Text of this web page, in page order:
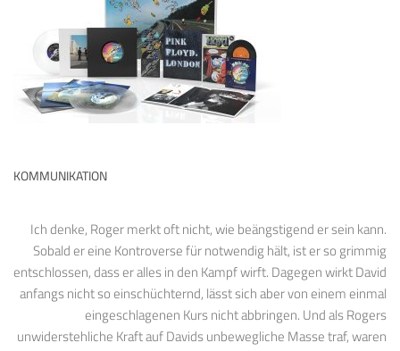
KOMMUNIKATION
Ich denke, Roger merkt oft nicht, wie beängstigend er sein kann.
Sobald er eine Kontroverse für notwendig hält, ist er so grimmig
entschlossen, dass er alles in den Kampf wirft. Dagegen wirkt David
anfangs nicht so einschüchternd, lässt sich aber von einem einmal
eingeschlagenen Kurs nicht abbringen. Und als Rogers
unwiderstehliche Kraft auf Davids unbewegliche Masse traf, waren